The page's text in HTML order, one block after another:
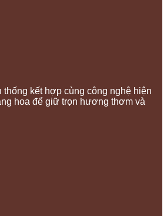
kết hợp cùng công nghệ hiện
hoa để giữ trọn hương thơm và